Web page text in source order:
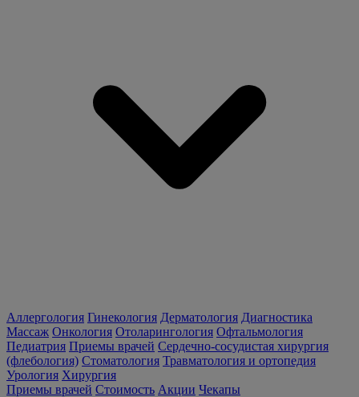
Аллергология Гинекология Дерматология Диагностика
Массаж Онкология Отоларингология Офтальмология
Педиатрия Приемы врачей Сердечно-сосудистая хирургия
(флебология) Стоматология Травматология и ортопедия
Урология Хирургия
Приемы врачей Стоимость Акции Чекапы